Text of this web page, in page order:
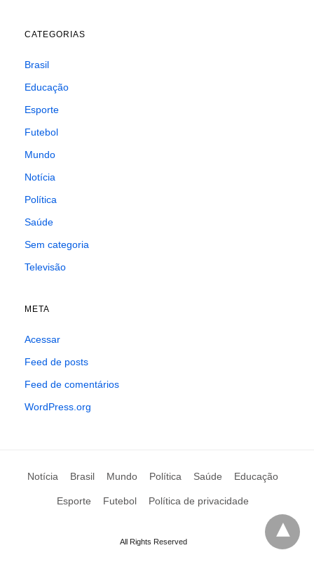
CATEGORIAS
Brasil
Educação
Esporte
Futebol
Mundo
Notícia
Política
Saúde
Sem categoria
Televisão
META
Acessar
Feed de posts
Feed de comentários
WordPress.org
Notícia Brasil Mundo Política Saúde Educação
Esporte Futebol Política de privacidade
All Rights Reserved